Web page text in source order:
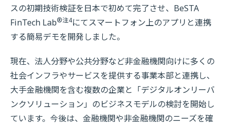
スの初期技術検証を日本で初めて完了させ、BeSTA
FinTech Lab®注4にてスマートフォン上のアプリと連携
する簡易デモを開発しました。
現在、法人分野や公共分野など非金融機関向けに多くの
社会インフラやサービスを提供する事業本部と連携し、
大手金融機関を含む複数の企業と「デジタルオンリーバ
ンクソリューション」のビジネスモデルの検討を開始し
ています。今後は、金融機関や非金融機関のニーズを確